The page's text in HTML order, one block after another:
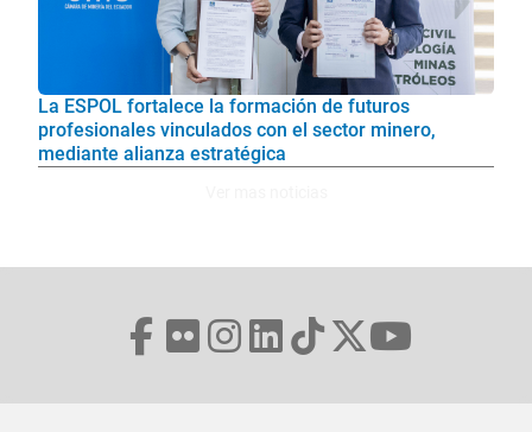
La ESPOL fortalece la formación de futuros
profesionales vinculados con el sector minero,
mediante alianza estratégica